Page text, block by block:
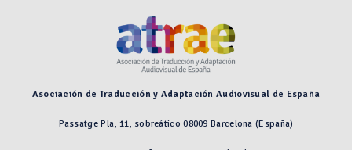
Asociación de Traducción y Adaptación Audiovisual de España
Passatge Pla, 11, sobreático 08009 Barcelona (España)